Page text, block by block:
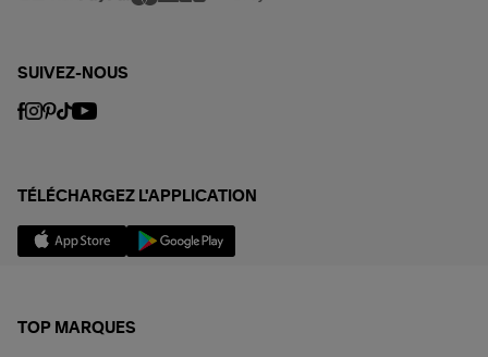
SUIVEZ-NOUS
TÉLÉCHARGEZ L'APPLICATION
TOP MARQUES